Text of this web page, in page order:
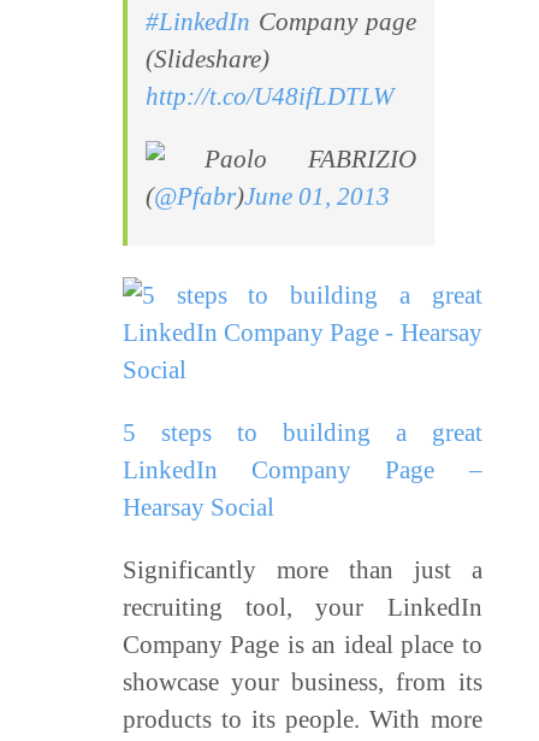
#LinkedIn Company page
(Slideshare)
http://t.co/U48ifLDTLW
Paolo FABRIZIO
(@Pfabr)June 01, 2013
5 steps to building a great
LinkedIn Company Page –
Hearsay Social
Significantly more than just a
recruiting tool, your LinkedIn
Company Page is an ideal place to
showcase your business, from its
products to its people. With more